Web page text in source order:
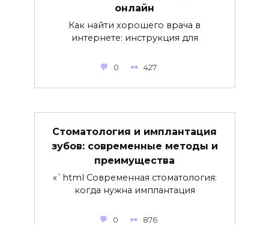
онлайн
Как найти хорошего врача в
интернете: инструкция для
0 427
Стоматология и имплантация
зубов: современные методы и
преимущества
«`html Современная стоматология:
когда нужна имплантация
0 876